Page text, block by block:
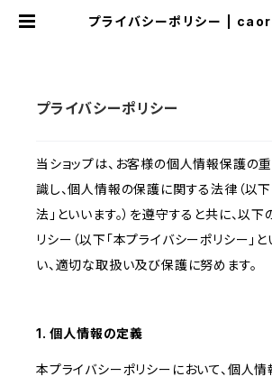
プライバシーポリシー |
プライバシーポリシー
当ショップは、お客様の個人情報保護の
識し、個人情報の保護に関する法律（以
法」といいます。）を遵守すると共に、以
リシー（以下「本プライバシーポリシー」と
い、適切な取扱い及び保護に努めます。
1. 個人情報の定義
本プライバシーポリシーにおいて、個人情